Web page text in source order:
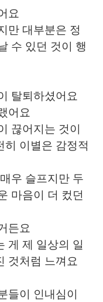
요
만 대부분은 정
수 있던 것이 행
탈퇴하셨어요
어요
끊어지는 것이
히 이별은 감정적
우 슬프지만 두
마음이 더 컸던
든요
게 제 일상의 일
것처럼 느껴요
들이 인내심이